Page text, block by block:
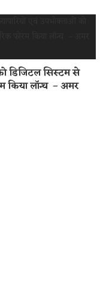
डिजिटल सिस्टम से
किया लॉन्च – अमर